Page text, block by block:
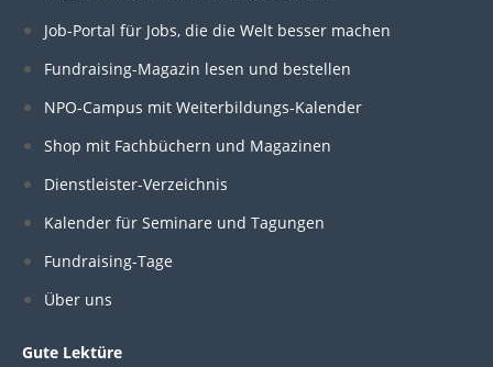
n
k
e
d
i
n
c
e
b
o
o
i
t
t
e
u
t
u
b
Job-Portal für Jobs, die die Welt besser machen
Fundraising-Magazin lesen und bestellen
NPO-Campus mit Weiterbildungs-Kalender
Shop mit Fachbüchern und Magazinen
Dienstleister-Verzeichnis
Kalender für Seminare und Tagungen
Fundraising-Tage
Über uns
Gute Lektüre